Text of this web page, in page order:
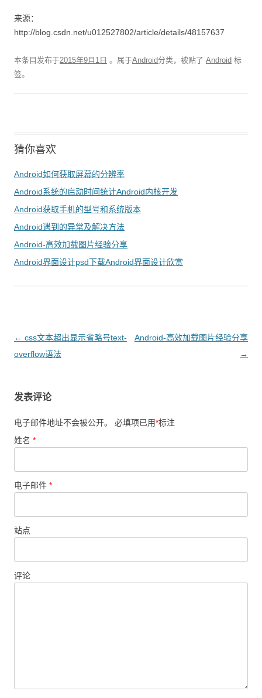
来源：
http://blog.csdn.net/u012527802/article/details/48157637
本条目发布于2015年9月1日 。属于Android分类，被贴了 Android 标
签。
猜你喜欢
Android如何获取屏幕的分辨率
Android系统的启动时间统计Android内核开发
Android获取手机的型号和系统版本
Android遇到的异常及解决方法
Android-高效加载图片经验分享
Android界面设计psd下载Android界面设计欣赏
文章导航
← css文本超出显示省略号text-
overflow语法
Android-高效加载图片经验分享
→
发表评论
电子邮件地址不会被公开。 必填项已用*标注
姓名 *
电子邮件 *
站点
评论